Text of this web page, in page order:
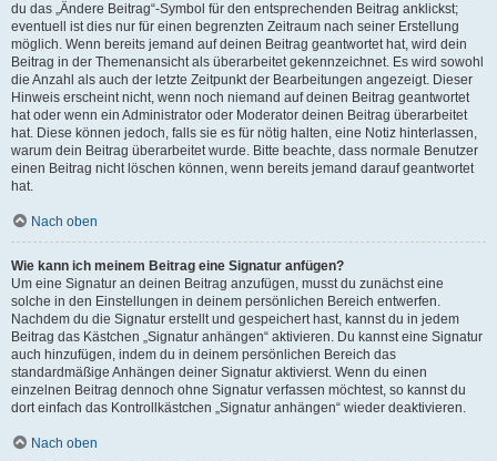
du das „Ändere Beitrag“-Symbol für den entsprechenden Beitrag anklickst;
eventuell ist dies nur für einen begrenzten Zeitraum nach seiner Erstellung
möglich. Wenn bereits jemand auf deinen Beitrag geantwortet hat, wird dein
Beitrag in der Themenansicht als überarbeitet gekennzeichnet. Es wird sowohl
die Anzahl als auch der letzte Zeitpunkt der Bearbeitungen angezeigt. Dieser
Hinweis erscheint nicht, wenn noch niemand auf deinen Beitrag geantwortet
hat oder wenn ein Administrator oder Moderator deinen Beitrag überarbeitet
hat. Diese können jedoch, falls sie es für nötig halten, eine Notiz hinterlassen,
warum dein Beitrag überarbeitet wurde. Bitte beachte, dass normale Benutzer
einen Beitrag nicht löschen können, wenn bereits jemand darauf geantwortet
hat.
Nach oben
Wie kann ich meinem Beitrag eine Signatur anfügen?
Um eine Signatur an deinen Beitrag anzufügen, musst du zunächst eine
solche in den Einstellungen in deinem persönlichen Bereich entwerfen.
Nachdem du die Signatur erstellt und gespeichert hast, kannst du in jedem
Beitrag das Kästchen „Signatur anhängen“ aktivieren. Du kannst eine Signatur
auch hinzufügen, indem du in deinem persönlichen Bereich das
standardmäßige Anhängen deiner Signatur aktivierst. Wenn du einen
einzelnen Beitrag dennoch ohne Signatur verfassen möchtest, so kannst du
dort einfach das Kontrollkästchen „Signatur anhängen“ wieder deaktivieren.
Nach oben